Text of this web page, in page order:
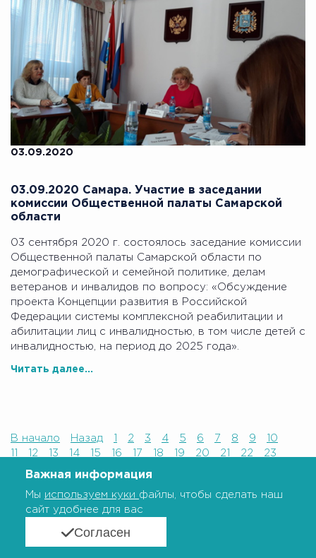
03.09.2020
03.09.2020 Самара. Участие в заседании
комиссии Общественной палаты Самарской
области
03 сентября 2020 г. состоялось заседание комиссии
Общественной палаты Самарской области по
демографической и семейной политике, делам
ветеранов и инвалидов по вопросу: «Обсуждение
проекта Концепции развития в Российской
Федерации системы комплексной реабилитации и
абилитации лиц с инвалидностью, в том числе детей с
инвалидностью, на период до 2025 года».
Читать далее...
В начало Назад 2 3 4 5 6 7 8 9
10
12 13 14 15 16 17 18 19 20 21 22
23
27
39 40
49 50 51 52 53 54 55 56 57 58
59
61 62 63 64 65
75
Важная информация
Мы используем куки файлы, чтобы сделать наш
сайт удобнее для вас
Согласен